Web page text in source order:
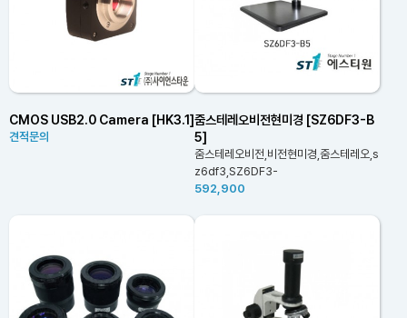
CMOS USB2.0 Camera [HK3.1]
견적문의
줌스테레오비전현미경 [SZ6DF3-B
5]
줌스테레오비전,비전현미경,줌스테레오,s
z6df3,SZ6DF3-
592,900